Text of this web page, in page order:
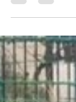
ペーン」を実
て実施のイベ
ボールや
らえるチャン
設にて行われ